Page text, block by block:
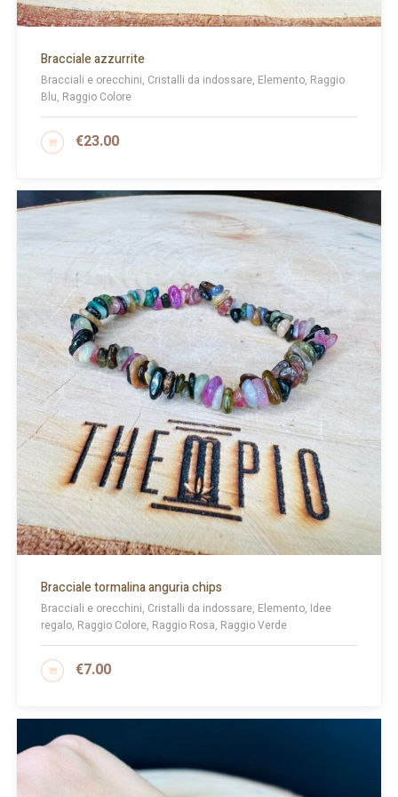
Bracciale azzurrite
Bracciali e orecchini, Cristalli da indossare, Elemento, Raggio
Blu, Raggio Colore
€23.00
AGGIUNGI AL CARRELLO
Bracciale tormalina anguria chips
Bracciali e orecchini, Cristalli da indossare, Elemento, Idee
regalo, Raggio Colore, Raggio Rosa, Raggio Verde
€7.00
AGGIUNGI AL CARRELLO